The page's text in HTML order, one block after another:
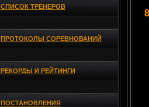
СПИСОК ТРЕНЕРОВ
ПРОТОКОЛЫ СОРЕВНОВАНИЙ
РЕКОРДЫ И РЕЙТИНГИ
ПОСТАНОВЛЕНИЯ